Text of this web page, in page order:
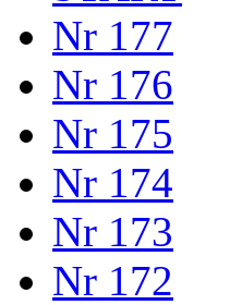
Nr 177
Nr 176
Nr 175
Nr 174
Nr 173
Nr 172